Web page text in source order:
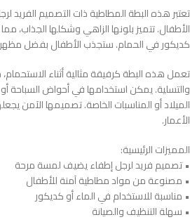
تعتبر هذه البطة المطاطية ذات التصميم الفريد
الأطفال. تتميز بلونها الزاهي وشكلها الجذاب،
كديكور في الحمام. ستجذب الأطفال بفضل
تعمل هذه البطة كرفيقة مثالية أثناء
والتسلية. يمكن استخدامها في أحواض السباحة
الميلاد أو المناسبات الخاصة. تصميمها الآمن
الأعمار.
المميزات الرئيسية:
• تصميم فريد لرجل إطفاء يضيف لمسة مرحة
• مصنوعة من مواد مطاطية آمنة للأطفال
• مناسبة للاستخدام في الماء أو كديكور
• سهلة التنظيف والصيانة